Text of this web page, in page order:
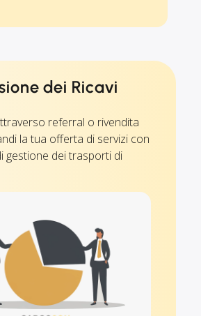
dei Ricavi
referral o rivendita
la tua offerta di servizi con
gestione dei trasporti di